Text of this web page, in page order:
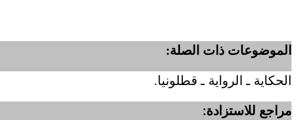
الموضوعات ذات الصلة:
الحكاية ـ الرواية ـ قطلونيا.
مراجع للاستزادة: